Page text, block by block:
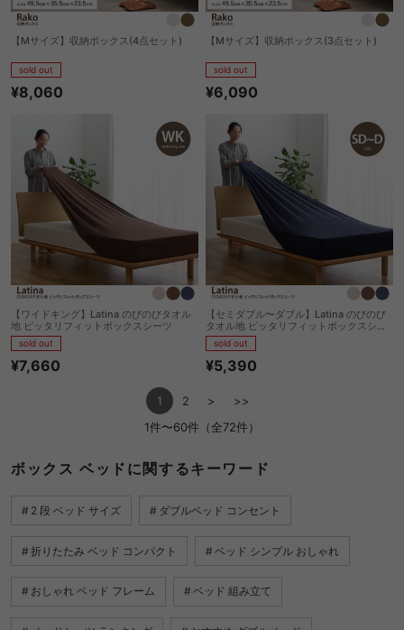
【Mサイズ】収納ボックス(4点セット)
sold out
¥8,060
【Mサイズ】収納ボックス(3点セット)
sold out
¥6,090
【ワイドキング】Latina のびのびタオル
地 ピッタリフィットボックスシーツ
sold out
¥7,660
【セミダブル〜ダブル】Latina のびのび
タオル地 ピッタリフィットボックスシー
ツsold out
¥5,390
1 2 >
>>
1件〜60件（全72件）
ボックス ベッドに関するキーワード
2 段 ベッド サイズ ダブルベッド コンセント
折りたたみ ベッド コンパクト ベッド シンプル おしゃれ
おしゃれ ベッド フレーム ベッド 組み立て